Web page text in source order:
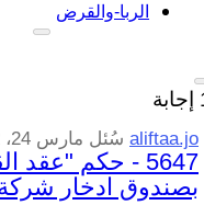
الربا-والقرض
إجابة
aliftaa.jo سُئل مارس 24، 2022
5647 - حكم
بصندوق ادخار شركة